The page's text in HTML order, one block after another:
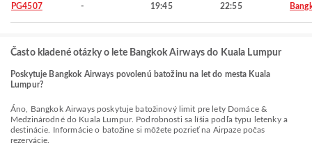
PG4507 - 19:45 22:55
Často kladené otázky o lete Bangkok Airways do Kuala Lumpur
Poskytuje Bangkok Airways povolenú batožinu na let do mesta Kuala
Lumpur?
Áno, Bangkok Airways poskytuje batožinový limit pre lety Domáce &
Medzinárodné do Kuala Lumpur. Podrobnosti sa líšia podľa typu letenky a
destinácie. Informácie o batožine si môžete pozrieť na Airpaze počas
rezervácie.